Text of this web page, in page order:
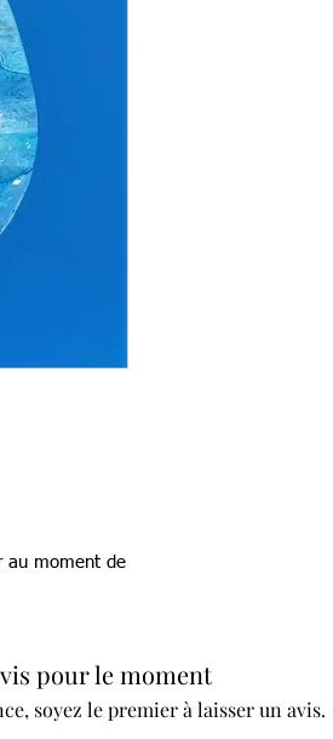
au moment de
pour le moment
soyez le premier à laisser un avis.